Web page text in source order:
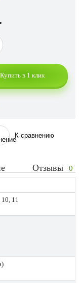
Купить в 1 клик
К сравнению
Отзывы 0
10, 11